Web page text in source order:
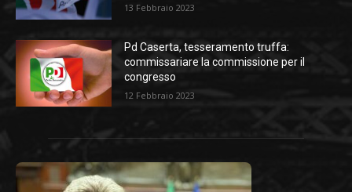
13 Febbraio 2023
Pd Caserta, tesseramento truffa:
commissariare la commissione per il
congresso
12 Febbraio 2023